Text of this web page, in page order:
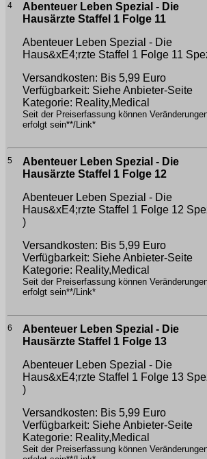
4
Abenteuer Leben Spezial - Die
Hausärzte Staffel 1 Folge 11
Abenteuer Leben Spezial - Die
Haus&xE4;rzte Staffel 1 Folge 11
Versandkosten: Bis 5,99 Euro
Verfügbarkeit: Siehe Anbieter-Seite
Kategorie: Reality,Medical
Seit der Preiserfassung können
erfolgt sein**/Link*
5
Abenteuer Leben Spezial - Die
Hausärzte Staffel 1 Folge 12
Abenteuer Leben Spezial - Die
Haus&xE4;rzte Staffel 1 Folge 12
)
Versandkosten: Bis 5,99 Euro
Verfügbarkeit: Siehe Anbieter-Seite
Kategorie: Reality,Medical
Seit der Preiserfassung können
erfolgt sein**/Link*
6
Abenteuer Leben Spezial - Die
Hausärzte Staffel 1 Folge 13
Abenteuer Leben Spezial - Die
Haus&xE4;rzte Staffel 1 Folge 13
)
Versandkosten: Bis 5,99 Euro
Verfügbarkeit: Siehe Anbieter-Seite
Kategorie: Reality,Medical
Seit der Preiserfassung können